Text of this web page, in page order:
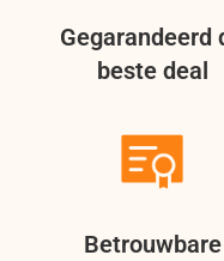
Gegarandeerd
beste deal
Betrouwbare